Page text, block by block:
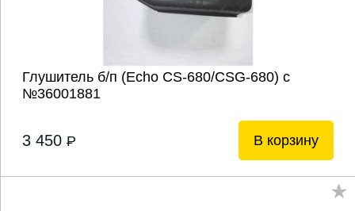
Глушитель б/п (Echo CS-680/CSG-680) с
№36001881
3 450 P В корзину